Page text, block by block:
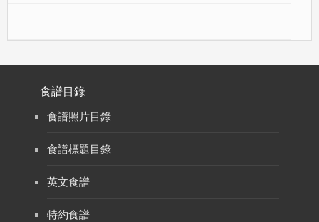
食譜目錄
食譜照片目錄
食譜標題目錄
英文食譜
特約食譜